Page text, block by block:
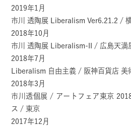
2019年1月
市川 透陶展 Liberalism Ver6.21.2 /
2018年10月
市川 透陶展 Liberalism-II / 広島天満
2018年7月
Liberalism 自由主義 / 阪神百貨店 美
2018年3月
市川透個展 / アートフェア東京
ス / 東京
2017年12月